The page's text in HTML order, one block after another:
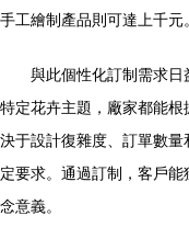
手工繪制產品則可達上千元。
與此個性化訂制需求
特定花卉主題，廠家都能
決于設計復雜度、訂單數
定要求。通過訂制，客戶
念意義。